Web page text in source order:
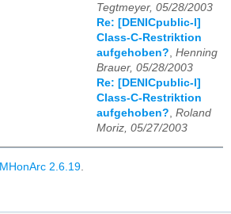
Tegtmeyer, 05/28/2003
Re: [DENICpublic-l]
Class-C-Restriktion
aufgehoben?, Henning
Brauer, 05/28/2003
Re: [DENICpublic-l]
Class-C-Restriktion
aufgehoben?, Roland
Moriz, 05/27/2003
MHonArc 2.6.19.